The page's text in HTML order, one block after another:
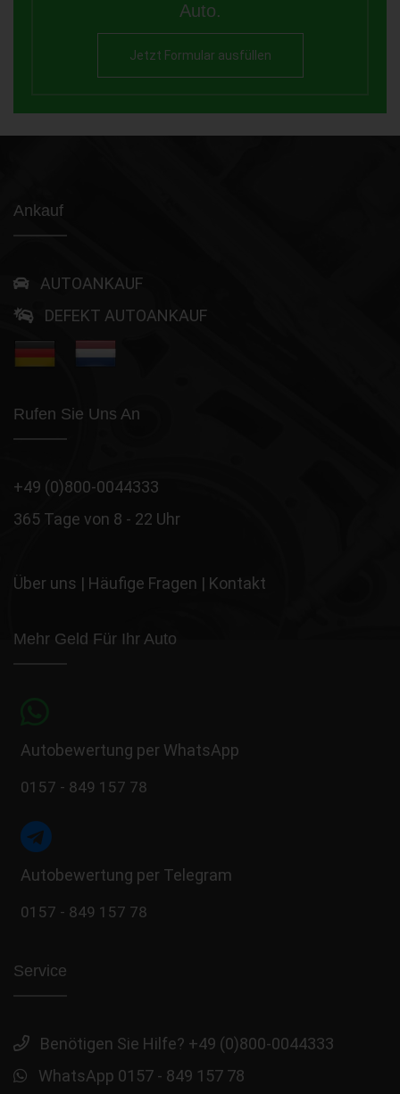
Auto.
Jetzt Formular ausfüllen
Ankauf
AUTOANKAUF
DEFEKT AUTOANKAUF
Rufen Sie Uns An
+49 (0)800-0044333
365 Tage von 8 - 22 Uhr
Über uns | Häufige Fragen | Kontakt
Mehr Geld Für Ihr Auto
Autobewertung per WhatsApp
0157 - 849 157 78
Autobewertung per Telegram
0157 - 849 157 78
Service
Benötigen Sie Hilfe? +49 (0)800-0044333
WhatsApp 0157 - 849 157 78